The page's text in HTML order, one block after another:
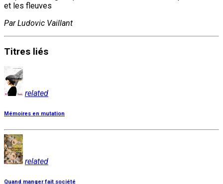
et les fleuves
Par Ludovic Vaillant
Titres liés
related
Mémoires en mutation
related
Quand manger fait société